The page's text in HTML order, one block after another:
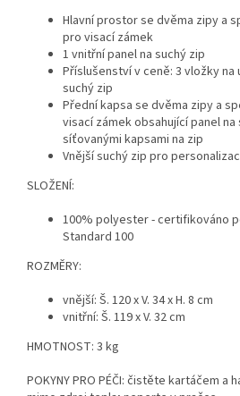
Hlavní prostor se dvěma zipy a
pro visací zámek
1 vnitřní panel na suchý zip
Příslušenství v ceně: 3 vložky na
suchý zip
Přední kapsa se dvěma zipy a
visací zámek obsahující panel na
síťovanými kapsami na zip
Vnější suchý zip pro
SLOŽENÍ:
100% polyester - certifikováno
Standard 100
ROZMĚRY:
vnější: Š. 120 x V. 34 x H. 8 cm
vnitřní: Š. 119 x V. 32 cm
HMOTNOST: 3 kg
POKYNY PRO PÉČI: čistěte kartáčem